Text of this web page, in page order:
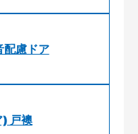
慮ドア
戸襖